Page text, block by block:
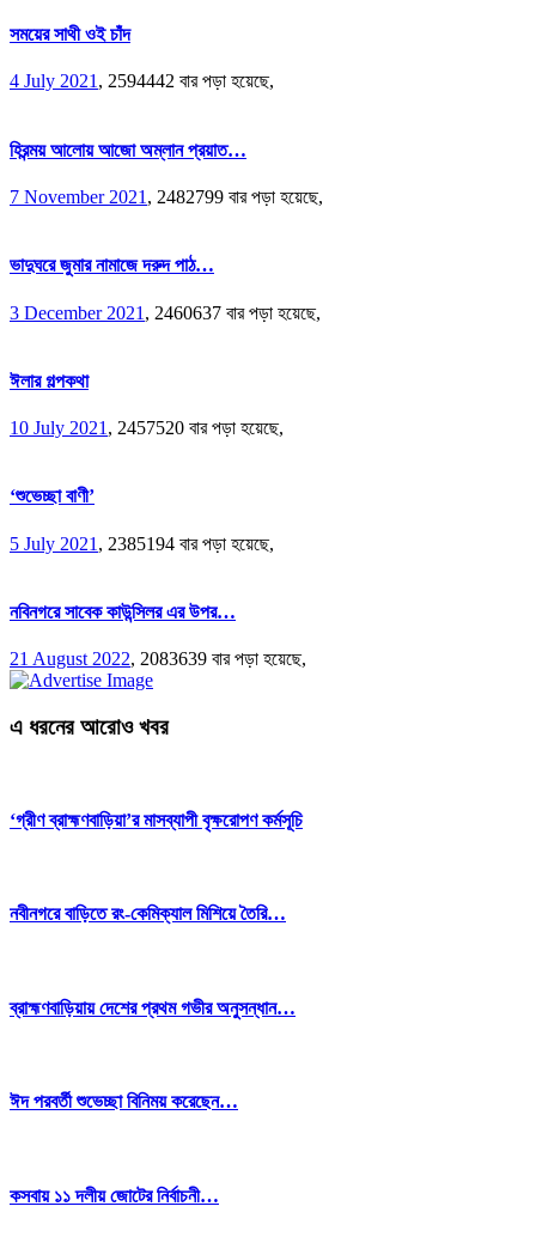
সময়ের সাথী ওই চাঁদ
4 July 2021, 2594442 বার পড়া হয়েছে,
হিরন্ময় আলোয় আজো অম্লান প্রয়াত…
7 November 2021 , 2482799 বার পড়া হয়েছে,
ভাদুঘরে জুমার নামাজে দরুদ পাঠ…
3 December 2021 , 2460637 বার পড়া হয়েছে,
ঈলার গল্পকথা
10 July 2021 , 2457520 বার পড়া হয়েছে,
‘শুভেচ্ছা বাণী’
5 July 2021 , 2385194 বার পড়া হয়েছে,
নবিনগরে সাবেক কাউন্সিলর এর উপর…
21 August 2022, 2083639 বার পড়া হয়েছে,
এ ধরনের আরোও খবর
‘গ্রীণ ব্রাহ্মণবাড়িয়া’র মাসব্যাপী বৃক্ষরোপণ কর্মসূচি
নবীনগরে বাড়িতে রং-কেমিক্যাল মিশিয়ে তৈরি…
ব্রাহ্মণবাড়িয়ায় দেশের প্রথম গভীর অনুসন্ধান…
ঈদ পরবর্তী শুভেচ্ছা বিনিময় করেছেন…
কসবায় ১১ দলীয় জোটের নির্বাচনী…